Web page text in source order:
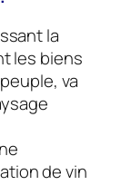
la
les biens
va
de vin